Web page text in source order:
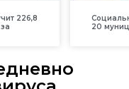
226,8
20